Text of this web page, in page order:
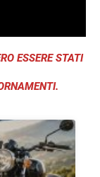
ESSERE STATI